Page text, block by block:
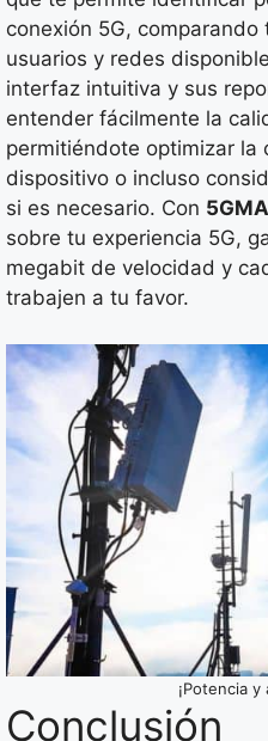
conexión 5G,
usuarios y redes
interfaz intuitiva y sus
entender fácilmente la
permitiéndote optimizar la
dispositivo o incluso
si es necesario. Con
sobre tu experiencia 5G,
megabit de velocidad y
trabajen a tu favor.
¡Potencia y
Conclusión